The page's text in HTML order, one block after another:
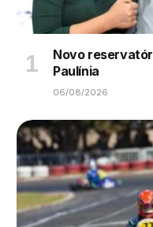
Novo
Paulínia
06/08/2026